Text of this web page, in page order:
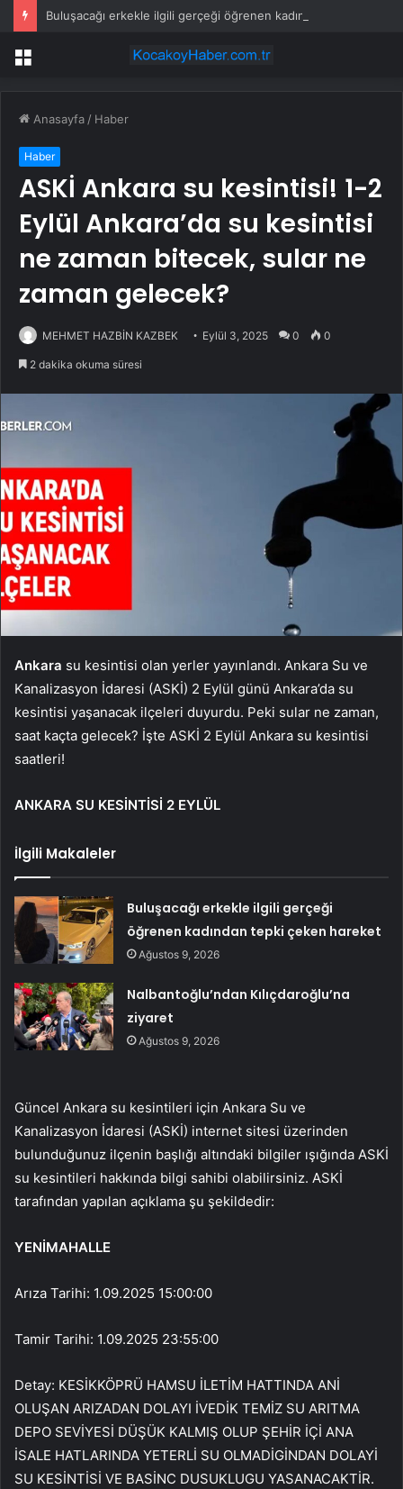
Menü
Anasayfa / Haber
Haber
ASKİ Ankara su kesintisi! 1-2
Eylül Ankara’da su kesintisi
ne zaman bitecek, sular ne
zaman gelecek?
MEHMET HAZBİN KAZBEK Eylül 3, 2025 0 0
2 dakika okuma süresi
Ankara su kesintisi olan yerler yayınlandı. Ankara Su ve
Kanalizasyon İdaresi (ASKİ) 2 Eylül günü Ankara’da su
kesintisi yaşanacak ilçeleri duyurdu. Peki sular ne zaman,
saat kaçta gelecek? İşte ASKİ 2 Eylül Ankara su kesintisi
saatleri!
ANKARA SU KESİNTİSİ 2 EYLÜL
İlgili Makaleler
Buluşacağı erkekle ilgili gerçeği
öğrenen kadından tepki çeken hareket
Ağustos 9, 2026
Nalbantoğlu’ndan Kılıçdaroğlu’na
ziyaret
Ağustos 9, 2026
Güncel Ankara su kesintileri için Ankara Su ve
Kanalizasyon İdaresi (ASKİ) internet sitesi üzerinden
bulunduğunuz ilçenin başlığı altındaki bilgiler ışığında ASKİ
su kesintileri hakkında bilgi sahibi olabilirsiniz. ASKİ
tarafından yapılan açıklama şu şekildedir:
YENİMAHALLE
Arıza Tarihi: 1.09.2025 15:00:00
Tamir Tarihi: 1.09.2025 23:55:00
Detay: KESİKKÖPRÜ HAMSU İLETİM HATTINDA ANİ
OLUŞAN ARIZADAN DOLAYI İVEDİK TEMİZ SU ARITMA
DEPO SEVİYESİ DÜŞÜK KALMIŞ OLUP ŞEHİR İÇİ ANA
İSALE HATLARINDA YETERLİ SU OLMADİGİNDAN DOLAYİ
SU KESİNTİSİ VE BASİNC DUSUKLUGU YASANACAKTİR.